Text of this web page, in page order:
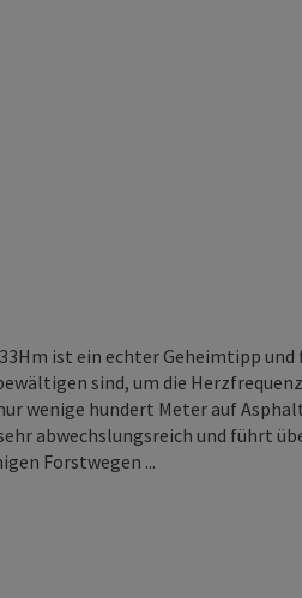
ist ein echter Geheimtipp
sind, um die
wenige hundert Meter auf
abwechslungsreich und führt
Forstwegen ...